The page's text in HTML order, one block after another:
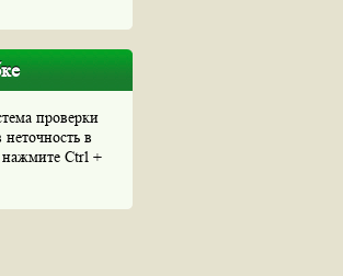
проверки
в
нажмите Ctrl +